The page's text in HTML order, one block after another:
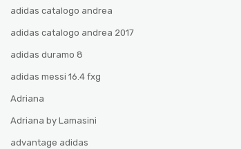
adidas catalogo andrea
adidas catalogo andrea 2017
adidas duramo 8
adidas messi 16.4 fxg
Adriana
Adriana by Lamasini
advantage adidas